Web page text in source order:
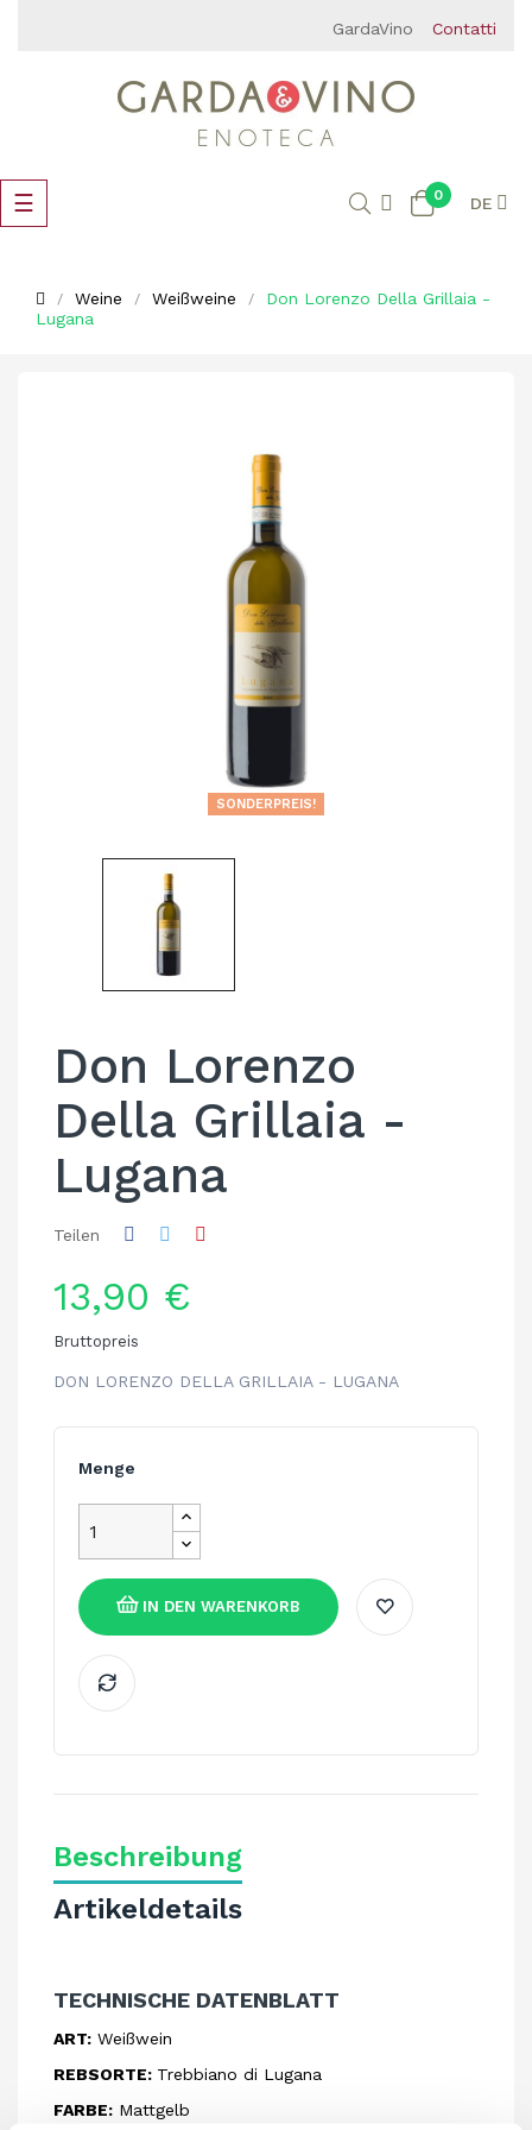
GardaVino Contatti
Umschalten
der
☰ 0 DE
Weine Weißweine
Don Lorenzo Della Grillaia -
Lugana
SONDERPREIS!
Don Lorenzo
Della Grillaia -
Lugana
Teilen
13,90 €
Bruttopreis
DON LORENZO DELLA GRILLAIA - LUGANA
Menge
IN DEN WARENKORB
Beschreibung
Artikeldetails
TECHNISCHE DATENBLATT
ART: Weißwein
REBSORTE: Trebbiano di Lugana
FARBE: Mattgelb